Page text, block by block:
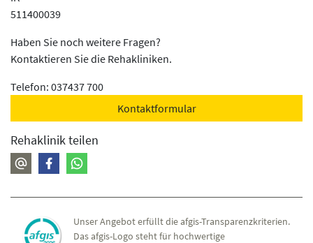
Rehaklinik teilen
511400039
Haben Sie noch weitere Fragen?
Kontaktieren Sie die Rehakliniken.
Telefon: 037437 700
Kontaktformular
Unser Angebot erfüllt die afgis-Transparenzkriterien.
Das afgis-Logo steht für hochwertige